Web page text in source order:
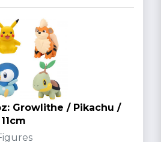
Growlithe / Pikachu /